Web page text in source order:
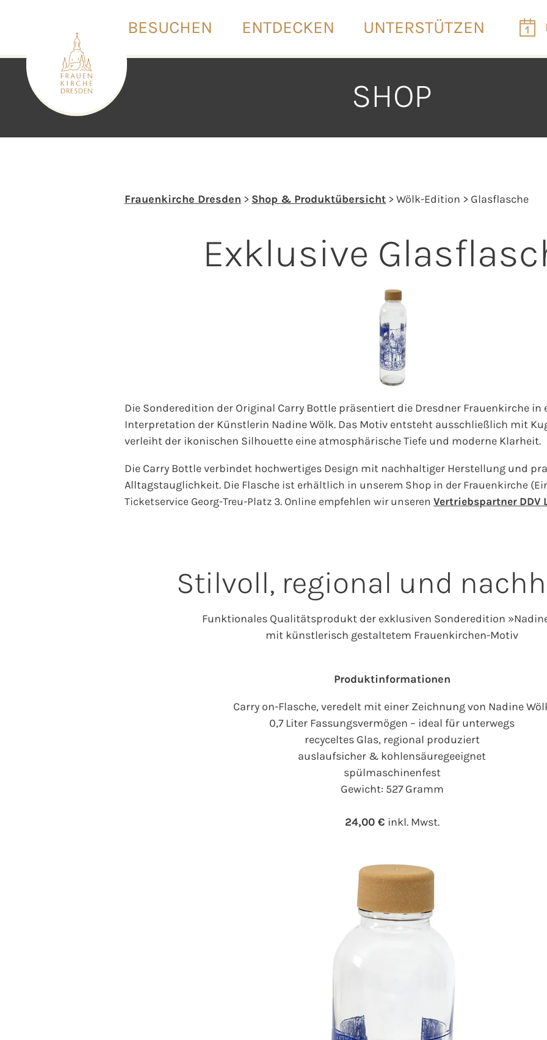
BESUCHEN ENTDECKEN UNTERSTÜTZEN
SHOP
Frauenkirche Dresden > Shop & Produktübersicht > Wölk-Edition > Glasflasche
Exklusive
Die Sonderedition der Original Carry Bottle präsentiert die Dresdner Frauenkirche in
Interpretation der Künstlerin Nadine Wölk. Das Motiv entsteht ausschließlich mit
verleiht der ikonischen Silhouette eine atmosphärische Tiefe und moderne Klarheit.
Die Carry Bottle verbindet hochwertiges Design mit nachhaltiger Herstellung und
Alltagstauglichkeit. Die Flasche ist erhältlich in unserem Shop in der Frauenkirche
Ticketservice Georg-Treu-Platz 3. Online empfehlen wir unseren Vertriebspartner DDV
Stilvoll, regional und
Funktionales Qualitätsprodukt der exklusiven Sonderedition
mit künstlerisch gestaltetem Frauenkirchen-Motiv
Produktinformationen
Carry on-Flasche, veredelt mit einer Zeichnung von Nadine
0,7 Liter Fassungsvermögen – ideal für unterwegs
recyceltes Glas, regional produziert
auslaufsicher & kohlensäuregeeignet
spülmaschinenfest
Gewicht: 527 Gramm
24,00 € inkl. Mwst.